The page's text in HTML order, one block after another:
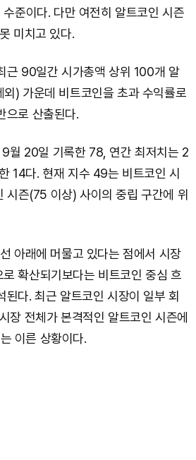
준이다. 다만 여전히 알트코인 시즌
미치고 있다.
근 90일간 시가총액 상위 100개 알
) 가운데 비트코인을 초과 수익률로
으로 산출된다.
월 20일 기록한 78, 연간 최저치는 2
14다. 현재 지수 49는 비트코인 시
시즌(75 이상) 사이의 중립 구간에 위
아래에 머물고 있다는 점에서 시장
확산되기보다는 비트코인 중심 흐
된다. 최근 알트코인 시장이 일부 회
장 전체가 본격적인 알트코인 시즌에
이른 상황이다.